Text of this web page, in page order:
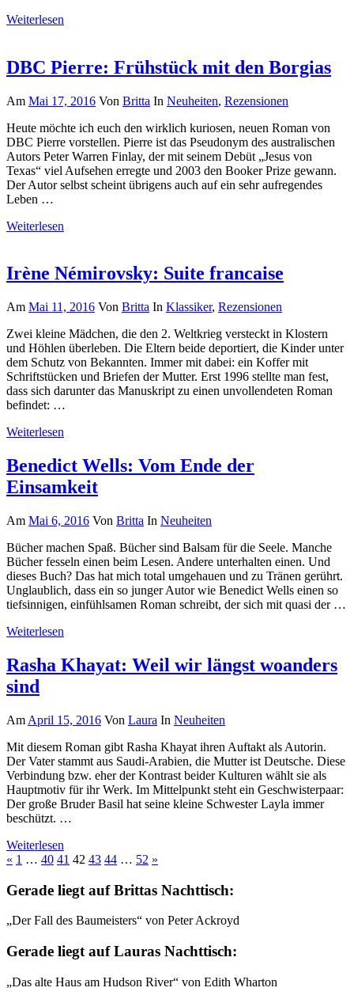
Weiterlesen
DBC Pierre: Frühstück mit den Borgias
Am Mai 17, 2016 Von Britta In Neuheiten, Rezensionen
Heute möchte ich euch den wirklich kuriosen, neuen Roman von
DBC Pierre vorstellen. Pierre ist das Pseudonym des australischen
Autors Peter Warren Finlay, der mit seinem Debüt „Jesus von
Texas“ viel Aufsehen erregte und 2003 den Booker Prize gewann.
Der Autor selbst scheint übrigens auch auf ein sehr aufregendes
Leben …
Weiterlesen
Irène Némirovsky: Suite francaise
Am Mai 11, 2016 Von Britta In Klassiker, Rezensionen
Zwei kleine Mädchen, die den 2. Weltkrieg versteckt in Klostern
und Höhlen überleben. Die Eltern beide deportiert, die Kinder unter
dem Schutz von Bekannten. Immer mit dabei: ein Koffer mit
Schriftstücken und Briefen der Mutter. Erst 1996 stellte man fest,
dass sich darunter das Manuskript zu einen unvollendeten Roman
befindet: …
Weiterlesen
Benedict Wells: Vom Ende der
Einsamkeit
Am Mai 6, 2016 Von Britta In Neuheiten
Bücher machen Spaß. Bücher sind Balsam für die Seele. Manche
Bücher fesseln einen beim Lesen. Andere unterhalten einen. Und
dieses Buch? Das hat mich total umgehauen und zu Tränen gerührt.
Unglaublich, dass ein so junger Autor wie Benedict Wells einen so
tiefsinnigen, einfühlsamen Roman schreibt, der sich mit quasi der …
Weiterlesen
Rasha Khayat: Weil wir längst woanders
sind
Am April 15, 2016 Von Laura In Neuheiten
Mit diesem Roman gibt Rasha Khayat ihren Auftakt als Autorin.
Der Vater stammt aus Saudi-Arabien, die Mutter ist Deutsche. Diese
Verbindung bzw. eher der Kontrast beider Kulturen wählt sie als
Hauptmotiv für ihr Werk. Im Mittelpunkt steht ein Geschwisterpaar:
Der große Bruder Basil hat seine kleine Schwester Layla immer
beschützt. …
Weiterlesen
Beitragsnavigation
« Vorherige
1 … 40 41 42 43 44 … 52 Nächste
»
Gerade liegt auf Brittas Nachttisch:
„Der Fall des Baumeisters“ von Peter Ackroyd
Gerade liegt auf Lauras Nachttisch:
„Das alte Haus am Hudson River“ von Edith Wharton